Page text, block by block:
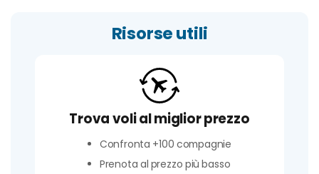
Risorse utili
Trova voli al miglior prezzo
Confronta +100 compagnie
Prenota al prezzo più basso